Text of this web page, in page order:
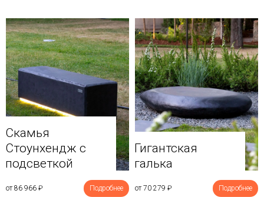
Скамья
Стоунхендж с
подсветкой
от 86 966 ₽ Подробнее
Гигантская
галька
от 70 279 ₽ Подробнее